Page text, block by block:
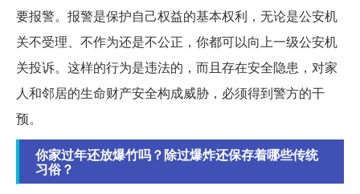
要报警。报警是保护自己权益的基本权利，无论是公安机
关不受理、不作为还是不公正，你都可以向上一级公安机
关投诉。这样的行为是违法的，而且存在安全隐患，对家
人和邻居的生命财产安全构成威胁，必须得到警方的干
预。
你家过年还放爆竹吗？除过爆炸还保存着哪些传统
习俗？